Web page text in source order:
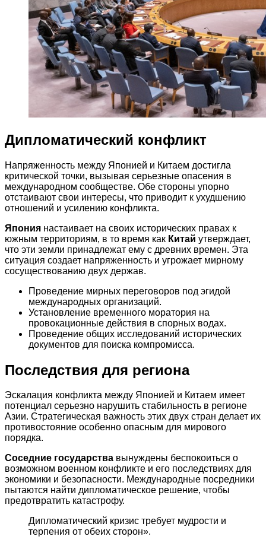
Дипломатический конфликт
Напряженность между Японией и Китаем достигла
критической точки, вызывая серьезные опасения в
международном сообществе. Обе стороны упорно
отстаивают свои интересы, что приводит к ухудшению
отношений и усилению конфликта.
Япония настаивает на своих исторических правах к
южным территориям, в то время как Китай утверждает,
что эти земли принадлежат ему с древних времен. Эта
ситуация создает напряженность и угрожает мирному
сосуществованию двух держав.
Проведение мирных переговоров под эгидой
международных организаций.
Установление временного моратория на
провокационные действия в спорных водах.
Проведение общих исследований исторических
документов для поиска компромисса.
Последствия для региона
Эскалация конфликта между Японией и Китаем имеет
потенциал серьезно нарушить стабильность в регионе
Азии. Стратегическая важность этих двух стран делает их
противостояние особенно опасным для мирового
порядка.
Соседние государства вынуждены беспокоиться о
возможном военном конфликте и его последствиях для
экономики и безопасности. Международные посредники
пытаются найти дипломатическое решение, чтобы
предотвратить катастрофу.
Дипломатический кризис требует мудрости и
терпения от обеих сторон».